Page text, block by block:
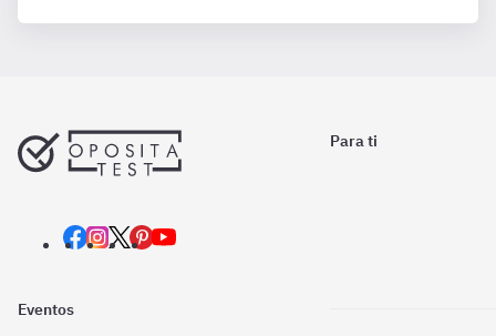
Para ti
Eventos